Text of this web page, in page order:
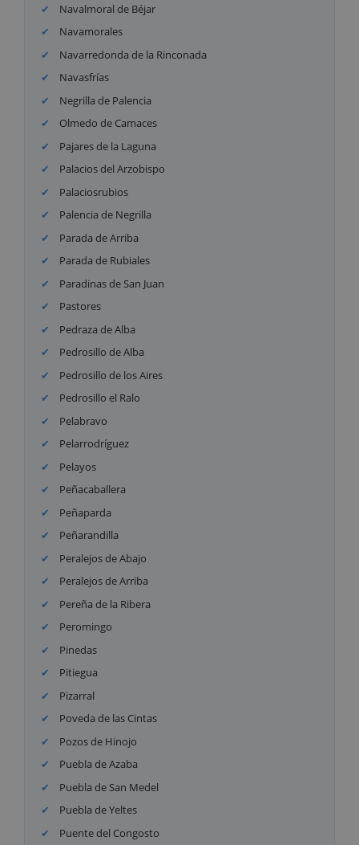
Navalmoral de Béjar
Navamorales
Navarredonda de la Rinconada
Navasfrías
Negrilla de Palencia
Olmedo de Camaces
Pajares de la Laguna
Palacios del Arzobispo
Palaciosrubios
Palencia de Negrilla
Parada de Arriba
Parada de Rubiales
Paradinas de San Juan
Pastores
Pedraza de Alba
Pedrosillo de Alba
Pedrosillo de los Aires
Pedrosillo el Ralo
Pelabravo
Pelarrodríguez
Pelayos
Peñacaballera
Peñaparda
Peñarandilla
Peralejos de Abajo
Peralejos de Arriba
Pereña de la Ribera
Peromingo
Pinedas
Pitiegua
Pizarral
Poveda de las Cintas
Pozos de Hinojo
Puebla de Azaba
Puebla de San Medel
Puebla de Yeltes
Puente del Congosto